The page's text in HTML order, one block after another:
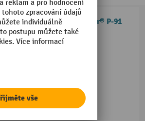
kancelářskou židli Topstar® P-91
područek
na kancelářskou židli P-91